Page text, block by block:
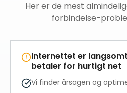
Her er de mest
forbindelse-
Internettet er
betaler for hurtigt net
Vi finder årsagen og